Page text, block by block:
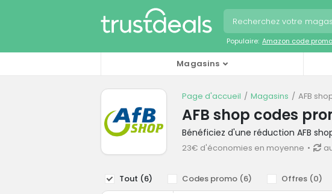
Populaire: Amazon code promo
Magasins
Page d'accueil Magasins AFB
AFB shop codes
Bénéficiez d'une réduction AFB
23€ d'économies en moyenne
Tout (6) Codes promo (6) Offres (0)